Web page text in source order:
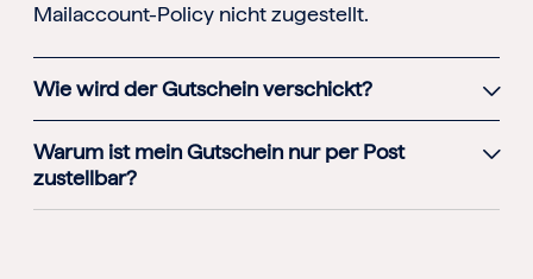
Mailaccount-Policy nicht zugestellt.
Wie wird der Gutschein verschickt?
Warum ist mein Gutschein nur per Post
zustellbar?